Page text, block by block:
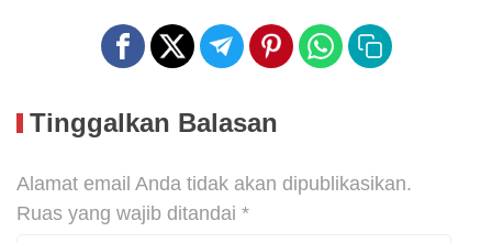
Tinggalkan Balasan
Alamat email Anda tidak akan dipublikasikan.
Ruas yang wajib ditandai *